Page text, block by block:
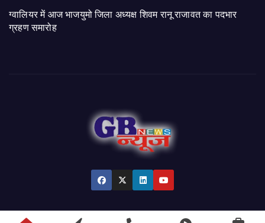
ग्वालियर में आज भाजयुमो जिला अध्यक्ष शिवम रानू राजावत का पदभार
ग्रहण समारोह